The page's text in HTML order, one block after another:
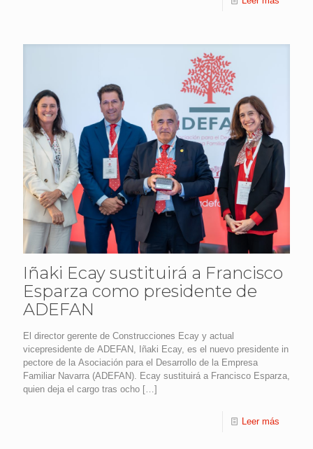
Iñaki Ecay sustituirá a Francisco
Esparza como presidente de
ADEFAN
El director gerente de Construcciones Ecay y actual
vicepresidente de ADEFAN, Iñaki Ecay, es el nuevo presidente in
pectore de la Asociación para el Desarrollo de la Empresa
Familiar Navarra (ADEFAN). Ecay sustituirá a Francisco Esparza,
quien deja el cargo tras ocho […]
Leer más